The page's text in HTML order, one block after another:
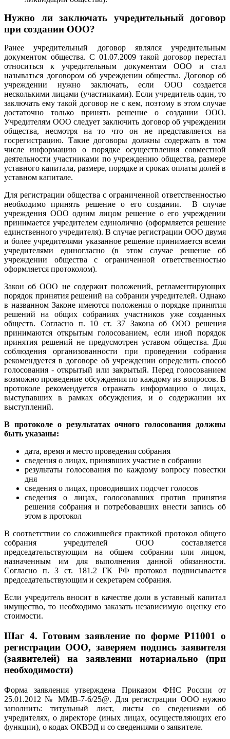
Нужно ли заключать учредительный договор
при создании ООО?
Ранее учредительный договор являлся учредительным
документом общества. С 01.07.2009 такой договор перестал
относиться к учредительным документам ООО и стал
называться договором об учреждении общества. Договор об
учреждении нужно заключать, если ООО создается
несколькими лицами (участниками). Если учредитель один, то
заключать ему такой договор не с кем, поэтому в этом случае
достаточно только принять решение о создании ООО.
Учредителям ООО следует заключить договор об учреждении
общества, несмотря на то что он не представляется на
госрегистрацию. Такие договоры должны содержать в том
числе информацию о порядке осуществления совместной
деятельности участниками по учреждению общества, размере
уставного капитала, размере, порядке и сроках оплаты долей в
уставном капитале.
Для регистрации общества с ограниченной ответственностью
необходимо принять решение о его создании. В случае
учреждения ООО одним лицом решение о его учреждении
принимается учредителем единолично (оформляется решение
единственного учредителя). В случае регистрации ООО двумя
и более учредителями указанное решение принимается всеми
учредителями единогласно (в этом случае решение об
учреждении общества с ограниченной ответственностью
оформляется протоколом).
Закон об ООО не содержит положений, регламентирующих
порядок принятия решений на собрании учредителей. Однако
в названном Законе имеются положения о порядке принятия
решений на общих собраниях участников уже созданных
обществ. Согласно п. 10 ст. 37 Закона об ООО решения
принимаются открытым голосованием, если иной порядок
принятия решений не предусмотрен уставом общества. Для
соблюдения организованности при проведении собрания
рекомендуется в договоре об учреждении определить способ
голосования - открытый или закрытый. Перед голосованием
возможно проведение обсуждения по каждому из вопросов. В
протоколе рекомендуется отражать информацию о лицах,
выступавших в рамках обсуждения, и о содержании их
выступлений.
В протоколе о результатах очного голосования должны
быть указаны:
дата, время и место проведения собрания
сведения о лицах, принявших участие в собрании
результаты голосования по каждому вопросу повестки
дня
сведения о лицах, проводивших подсчет голосов
сведения о лицах, голосовавших против принятия
решения собрания и потребовавших внести запись об
этом в протокол
В соответствии со сложившейся практикой протокол общего
собрания учредителей ООО составляется
председательствующим на общем собрании или лицом,
назначенным им для выполнения данной обязанности.
Согласно п. 3 ст. 181.2 ГК РФ протокол подписывается
председательствующим и секретарем собрания.
Если учредитель вносит в качестве доли в уставный капитал
имущество, то необходимо заказать независимую оценку его
стоимости.
Шаг 4. Готовим заявление по форме Р11001 о
регистрации ООО, заверяем подпись заявителя
(заявителей) на заявлении нотариально (при
необходимости)
Форма заявления утверждена Приказом ФНС России от
25.01.2012 № ММВ-7-6/25@. Для регистрации ООО нужно
заполнить: титульный лист, листы со сведениями об
учредителях, о директоре (иных лицах, осуществляющих его
функции), о кодах ОКВЭД и со сведениями о заявителе.